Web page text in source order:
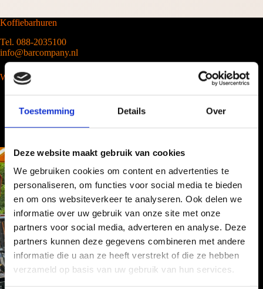
Toestemming Details Over
Deze website maakt gebruik van cookies
We gebruiken cookies om content en advertenties te
personaliseren, om functies voor social media te bieden
en om ons websiteverkeer te analyseren. Ook delen we
informatie over uw gebruik van onze site met onze
partners voor social media, adverteren en analyse. Deze
partners kunnen deze gegevens combineren met andere
informatie die u aan ze heeft verstrekt of die ze hebben
verzameld op basis van uw gebruik van hun services.
Koffiebarhuren
Tel. 088-2035100
info@barcompany.nl
Wij werken landelijk